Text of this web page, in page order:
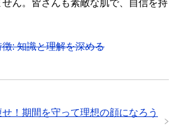
ん。皆さんも素敵な肌で、自信を持
: 知識と理解を深める
！期間を守って理想の顔になろう